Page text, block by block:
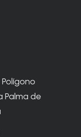
Palma de